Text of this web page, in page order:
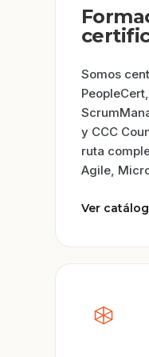
Somos
y CCC
ruta
Agile,
Ver